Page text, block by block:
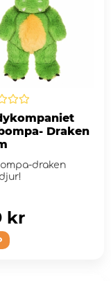
Draken
draken
kr